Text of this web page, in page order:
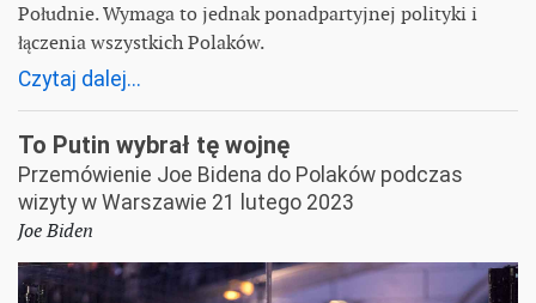
Południe. Wymaga to jednak ponadpartyjnej polityki i
łączenia wszystkich Polaków.
Czytaj dalej...
To Putin wybrał tę wojnę
Przemówienie Joe Bidena do Polaków podczas
wizyty w Warszawie 21 lutego 2023
Joe Biden